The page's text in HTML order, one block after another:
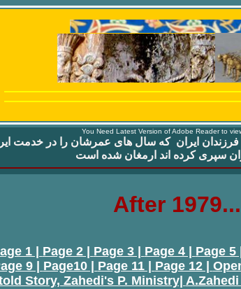
You Need Latest Version of Adobe Reader to
فرزندان ايران که سال های عمرشان را در خدمت
سپری کرده اند ارمغان شده است
After 1979...
1 | Page 2 | Page 3 | Page 4 | Page 5 |
9 | Page10 | Page 11 | Page 12 |
Story, Zahedi's P. Ministry| A.Zahedi